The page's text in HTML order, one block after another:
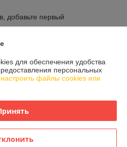
добавьте первый
для обеспечения удобства
персональных
файлы cookies или